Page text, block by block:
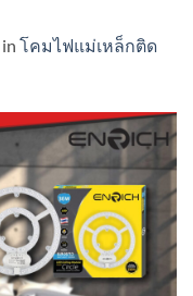
in โคมไฟแม่เหล็กติด